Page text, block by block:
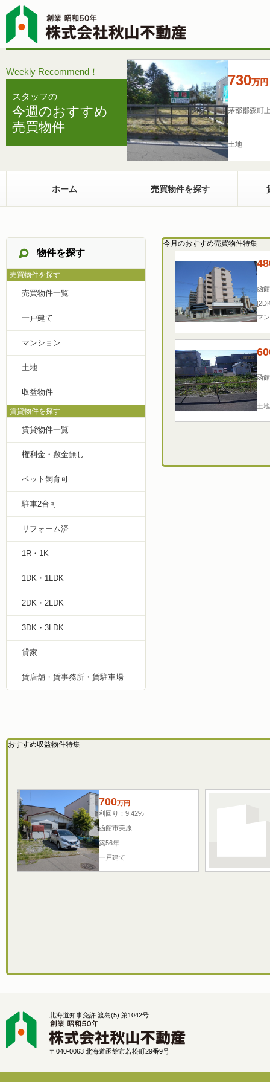
Weekly Recommend！
スタッフの
今週のおすすめ
売買物件
730万円
茅部郡森町
土地
ホーム 売買物件を探す
物件を探す
売買物件を探す
売買物件一覧
一戸建て
マンション
土地
収益物件
賃貸物件を探す
賃貸物件一覧
権利金・敷金無し
ペット飼育可
駐車2台可
リフォーム済
1R・1K
1DK・1LDK
2DK・2LDK
3DK・3LDK
貸家
賃店舗・賃事務所・賃駐車場
今月のおすすめ売買物件特集
函
マ
函
土地
おすすめ収益物件特集
700万円
利回り： 9.42%
函館市美原
築56年
一戸建て
北海道知事免許 渡島(5) 第1042号
〒040-0063 北海道函館市若松町29番9号